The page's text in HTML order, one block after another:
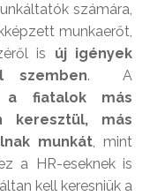
számára,
munkaerőt,
is új igények
szemben. A
a fiatalok más
keresztül, más
munkát, mint
a HR-eseknek is
kell keresniük a